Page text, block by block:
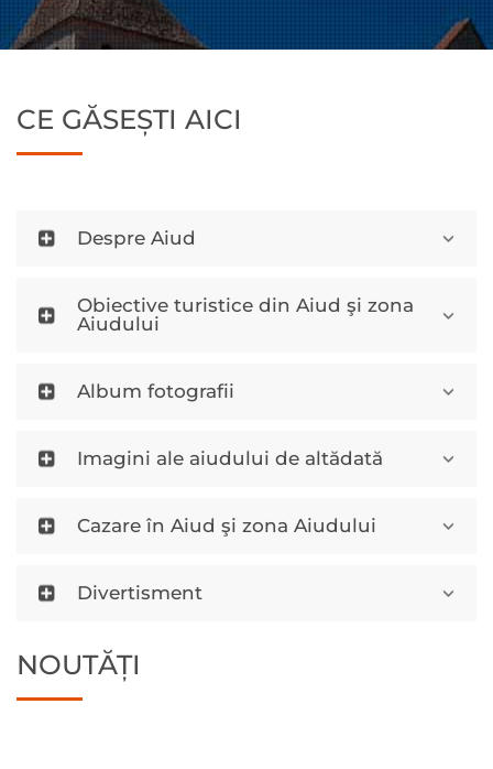
CE GĂSEȘTI AICI
Despre Aiud
Obiective turistice din Aiud şi zona
Aiudului
Album fotografii
Imagini ale aiudului de altădată
Cazare în Aiud şi zona Aiudului
Divertisment
NOUTĂȚI